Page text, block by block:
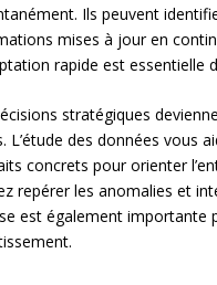
Ils peuvent
mises à jour en
rapide est
stratégiques
L’étude des données vous
concrets pour orienter
repérer les anomalies et
est également importante